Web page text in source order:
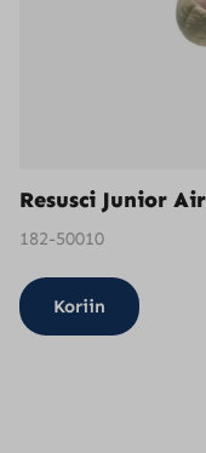
Resusci Junior
182-50010
Koriin